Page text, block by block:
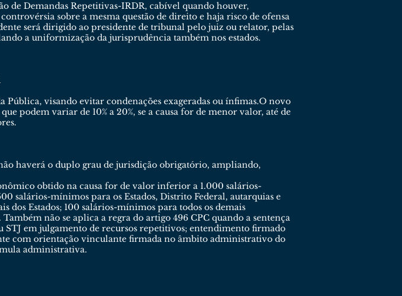
de Demandas Repetitivas-IRDR, cabível quando houver,
sobre a mesma questão de direito e haja risco de ofensa
será dirigido ao presidente de tribunal pelo juiz ou relator, pelas
a uniformização da jurisprudência também nos estados.
Pública, visando evitar condenações exageradas ou ínfimas.O novo
podem variar de 10% a 20%, se a causa for de menor valor, até de
haverá o duplo grau de jurisdição obrigatório, ampliando,
obtido na causa for de valor inferior a 1.000 salários-
salários-mínimos para os Estados, Distrito Federal, autarquias e
Estados; 100 salários-mínimos para todos os demais
não se aplica a regra do artigo 496 CPC quando a sentença
em julgamento de recursos repetitivos; entendimento firmado
com orientação vinculante firmada no âmbito administrativo do
administrativa.